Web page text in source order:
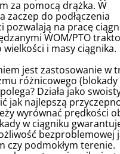
za pomocą drążka. W
do podłączenia
pozwalają na pracę
WOM/PTO
i masy ciągnika.
jest zastosowanie w
różnicowego (blokady
Działa jako
jak najlepszą
wyrównać prędkości
w ciągniku
bezproblemowej
czy podmokłym terenie.